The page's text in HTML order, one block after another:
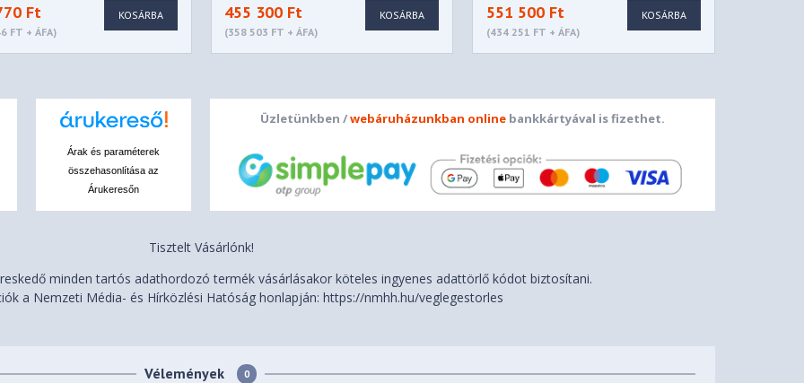
Light, Glass, Touch
Ft
FT + ÁFA)
KOSÁRBA 455 300 Ft
(358 503 FT + ÁFA)
KOSÁRBA 551 500 Ft
(434 251 FT + ÁFA)
KOSÁRBA
Árak és paraméterek
összehasonlítása az
Árukeresőn
Üzletünkben /webáruházunkban online bankkártyával is fizethet.
Tisztelt Vásárlónk!
minden tartós adathordozó termék vásárlásakor köteles ingyenes adattörlő kódot biztosítani.
a Nemzeti Média- és Hírközlési Hatóság honlapján: https://nmhh.hu/veglegestorles
Vélemények 0